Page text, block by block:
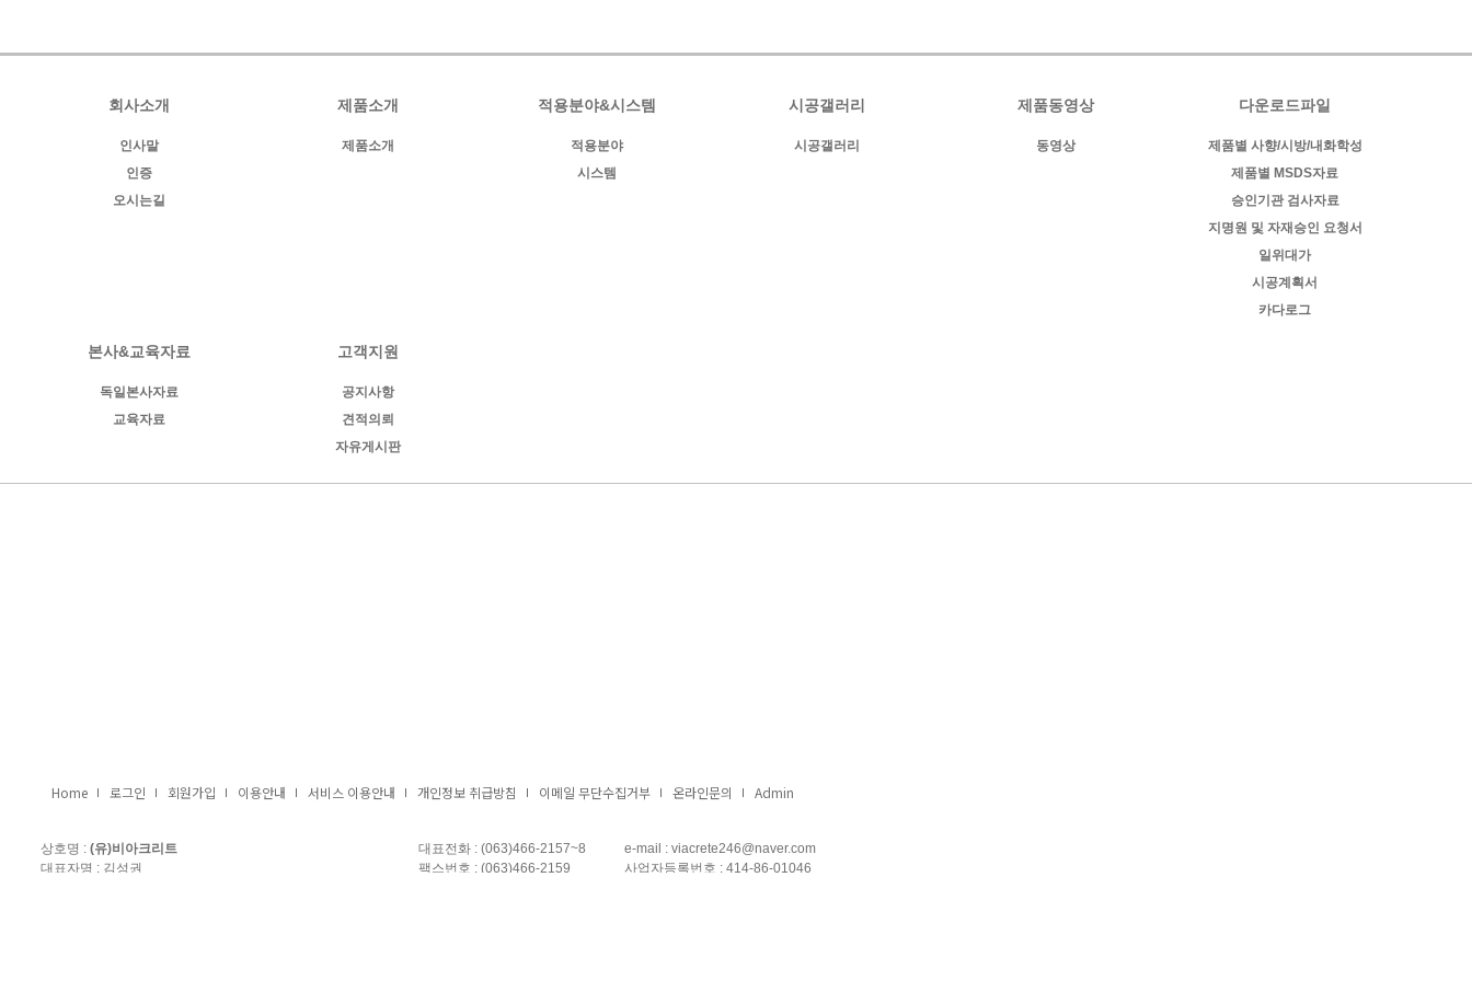
회사소개
인사말
인증
오시는길
제품소개
제품소개
적용분야&시스템
적용분야
시스템
시공갤러리
시공갤러리
제품동영상
동영상
다운로드파일
제품별 사향/시방/내화학성
제품별 MSDS자료
승인기관 검사자료
지명원 및 자재승인 요청서
일위대가
시공계획서
카다로그
본사&교육자료
독일본사자료
교육자료
고객지원
공지사항
견적의뢰
자유게시판
Home 로그인 회원가입 이용안내 서비스 이용안내 개인정보 취급방침 이메일 무단수집거부 온라인문의 Admin
상호명 : (유)비아크리트
대표자명 : 김성권
대표전화 : (063)466-2157~8
팩스번호 : (063)466-2159
e-mail : viacrete246@naver.com
사업자등록번호 : 414-86-01046